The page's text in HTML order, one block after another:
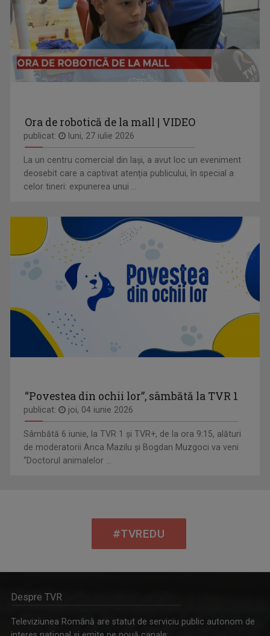
Ora de robotică de la mall | VIDEO
publicat: luni, 27 iulie 2026
La un centru comercial din Iași, a avut loc un eveniment
deosebit care a captivat atenția publicului, în special a
celor tineri: expunerea unui ...
“Povestea din ochii lor”, sâmbătă la TVR 1
publicat: joi, 04 iunie 2026
Sâmbătă 6 iunie, la TVR 1 și TVR+, de la ora 9:15, alături
de moderatorii Anca Mazilu şi Bogdan Muzgoci va veni
“Doctorul animalelor ...
#TVREDU
Despre TVR
Televiziunea Română are statut de serviciu public autonom de